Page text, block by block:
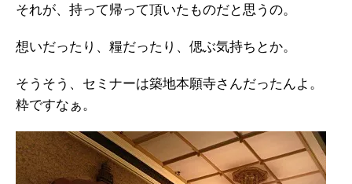
それが、持って帰って頂いたものだと思うの。
想いだったり、糧だったり、偲ぶ気持ちとか。
そうそう、セミナーは築地本願寺さんだったんよ。
粋ですなぁ。